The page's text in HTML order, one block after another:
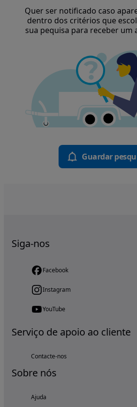
Quer ser notificado caso
dentro dos critérios que
sua pequisa para receber um
Guardar
Siga-nos
Facebook
Instagram
YouTube
Serviço de apoio ao cliente
Contacte-nos
Sobre nós
Ajuda